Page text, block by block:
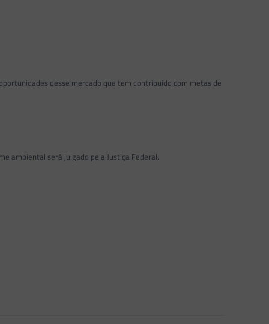
desse mercado que tem contribuído com metas de
ambiental será julgado pela Justiça Federal.